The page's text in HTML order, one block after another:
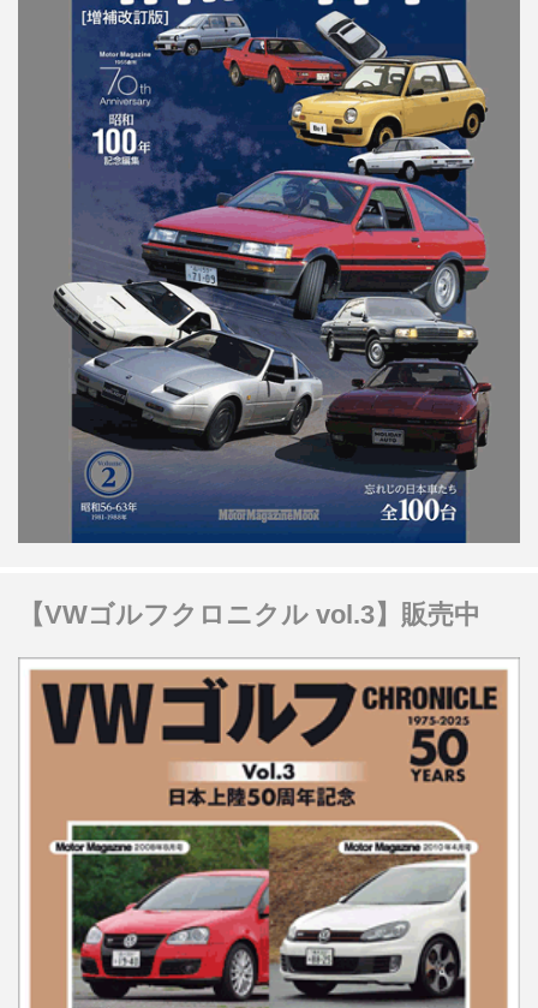
【VWゴルフクロニクル vol.3】販売中